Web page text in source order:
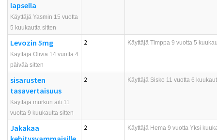
lapsella
Käyttäjä Yasmin 15 vuotta
5 kuukautta sitten
Levozin 5mg
Käyttäjä Olivia 14 vuotta 4
päivää sitten
2 Käyttäjä Timppa 9 vuotta 5
sisarusten
tasavertaisuus
Käyttäjä murkun äiti 11
vuotta 9 kuukautta sitten
2 Käyttäjä Sisko 11 vuotta 6
Jakakaa
2 Käyttäjä Hema 9 vuotta Yksi